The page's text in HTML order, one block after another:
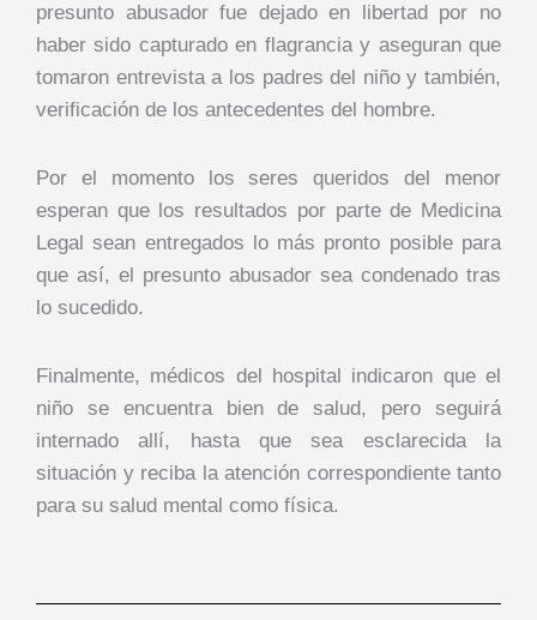
presunto abusador fue dejado en libertad por no
haber sido capturado en flagrancia y aseguran que
tomaron entrevista a los padres del niño y también,
verificación de los antecedentes del hombre.
Por el momento los seres queridos del menor
esperan que los resultados por parte de Medicina
Legal sean entregados lo más pronto posible para
que así, el presunto abusador sea condenado tras
lo sucedido.
Finalmente, médicos del hospital indicaron que el
niño se encuentra bien de salud, pero seguirá
internado allí, hasta que sea esclarecida la
situación y reciba la atención correspondiente tanto
para su salud mental como física.